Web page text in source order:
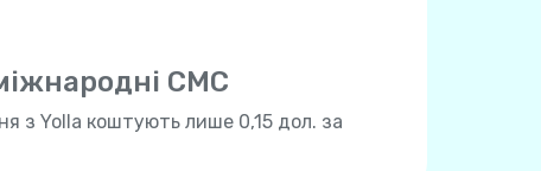
СМС
з Yolla коштують лише 0,15 дол. за